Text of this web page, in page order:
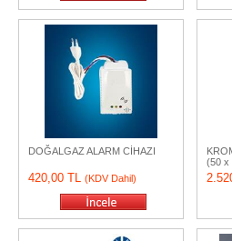
DOĞALGAZ ALARM CİHAZI
420,00 TL (KDV Dahil)
(50 x